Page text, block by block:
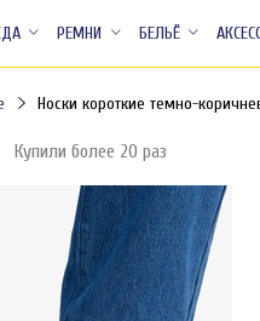
РЕМНИ БЕЛЬЁ
Носки короткие темно-
Купили более 20 раз